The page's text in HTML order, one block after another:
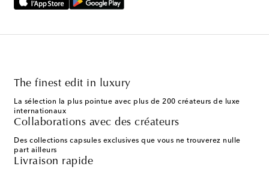
The finest edit in luxury
La sélection la plus pointue avec plus de 200 créateurs de luxe
internationaux
Collaborations avec des créateurs
Des collections capsules exclusives que vous ne trouverez nulle
part ailleurs
Livraison rapide